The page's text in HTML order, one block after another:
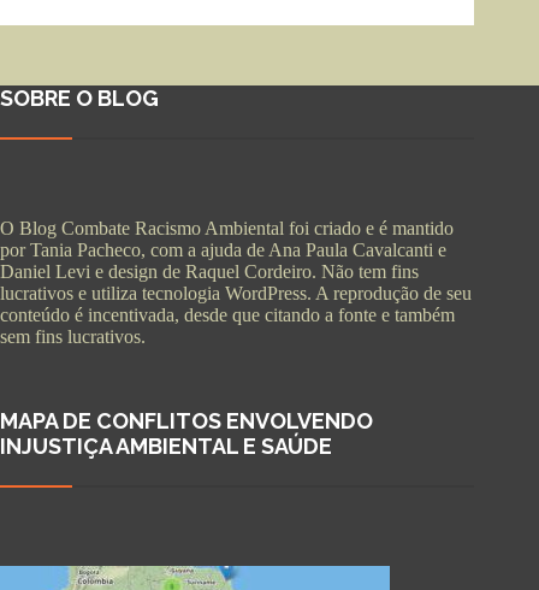
SOBRE O BLOG
O Blog Combate Racismo Ambiental foi criado e é mantido
por Tania Pacheco, com a ajuda de Ana Paula Cavalcanti e
Daniel Levi e design de Raquel Cordeiro. Não tem fins
lucrativos e utiliza tecnologia WordPress. A reprodução de seu
conteúdo é incentivada, desde que citando a fonte e também
sem fins lucrativos.
MAPA DE CONFLITOS ENVOLVENDO
INJUSTIÇA AMBIENTAL E SAÚDE